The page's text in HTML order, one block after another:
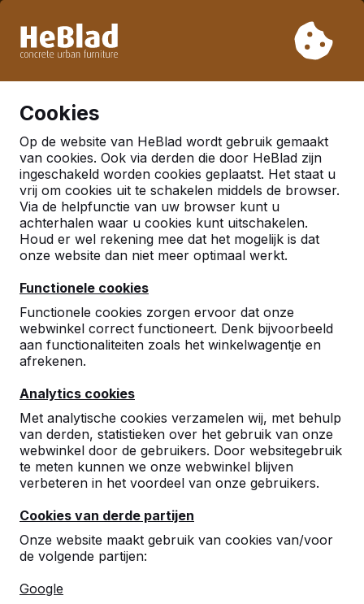
week 33. Houdt u daarom rekening met langere levertijden.
Cookies
Op de website van HeBlad wordt gebruik gemaakt
van cookies. Ook via derden die door HeBlad zijn
ingeschakeld worden cookies geplaatst. Het staat u
vrij om cookies uit te schakelen middels de browser.
Via de helpfunctie van uw browser kunt u
achterhalen waar u cookies kunt uitschakelen.
Houd er wel rekening mee dat het mogelijk is dat
onze website dan niet meer optimaal werkt.
Functionele cookies
Functionele cookies zorgen ervoor dat onze
webwinkel correct functioneert. Denk bijvoorbeeld
aan functionaliteiten zoals het winkelwagentje en
afrekenen.
Analytics cookies
Met analytische cookies verzamelen wij, met behulp
van derden, statistieken over het gebruik van onze
webwinkel door de gebruikers. Door websitegebruik
te meten kunnen we onze webwinkel blijven
verbeteren in het voordeel van onze gebruikers.
Cookies van derde partijen
Onze website maakt gebruik van cookies van/voor
de volgende partijen:
Google
Al meer dan 30.000 producten verkocht
Nederland
Referenties in:Uden
Via de UDI site; http://www.udi19.nl/ wordt de
tafel geïntroduceerd. Er wordt al veel gebruik
van gemaakt.
Frans Mikkers administratie
UDI'19
14-11-
2016